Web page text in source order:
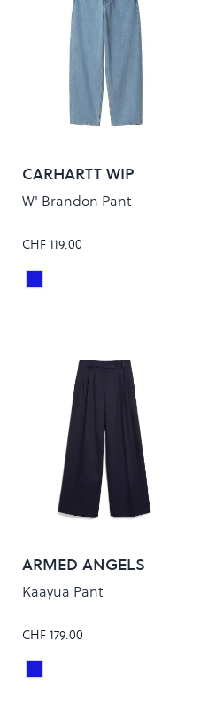
CARHARTT WIP
W' Brandon Pant
CHF 119.00
Colour
Blue Stone Bleached
ARMED ANGELS
Kaayua Pant
CHF 179.00
Colour
Night Sky